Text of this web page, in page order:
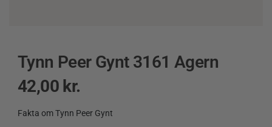
Tynn Peer Gynt 3161 Agern
42,00 kr.
Fakta om Tynn Peer Gynt